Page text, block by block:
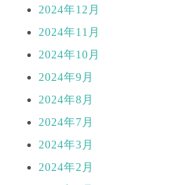
2024年12月
2024年11月
2024年10月
2024年9月
2024年8月
2024年7月
2024年3月
2024年2月